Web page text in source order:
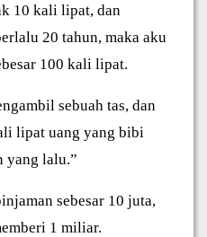
10 kali lipat, dan
20 tahun, maka aku
100 kali lipat.
sebuah tas, dan
lipat uang yang bibi
yang lalu.”
sebesar 10 juta,
1 miliar.